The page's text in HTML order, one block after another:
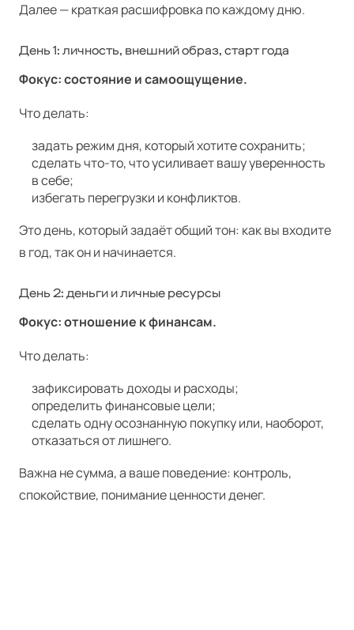
Далее — краткая расшифровка по каждому дню.
День 1: личность, внешний образ, старт года
Фокус: состояние и самоощущение.
Что делать:
задать режим дня, который хотите сохранить;
сделать что-то, что усиливает вашу уверенность
в себе;
избегать перегрузки и конфликтов.
Это день, который задаёт общий тон: как вы входите
в год, так он и начинается.
День 2: деньги и личные ресурсы
Фокус: отношение к финансам.
Что делать:
зафиксировать доходы и расходы;
определить финансовые цели;
сделать одну осознанную покупку или, наоборот,
отказаться от лишнего.
Важна не сумма, а ваше поведение: контроль,
спокойствие, понимание ценности денег.